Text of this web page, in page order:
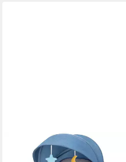
Babywippe elektrische